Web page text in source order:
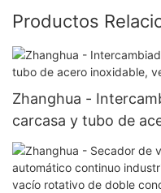
Productos
Zhanghua -
carcasa y tubo de
de fábrica